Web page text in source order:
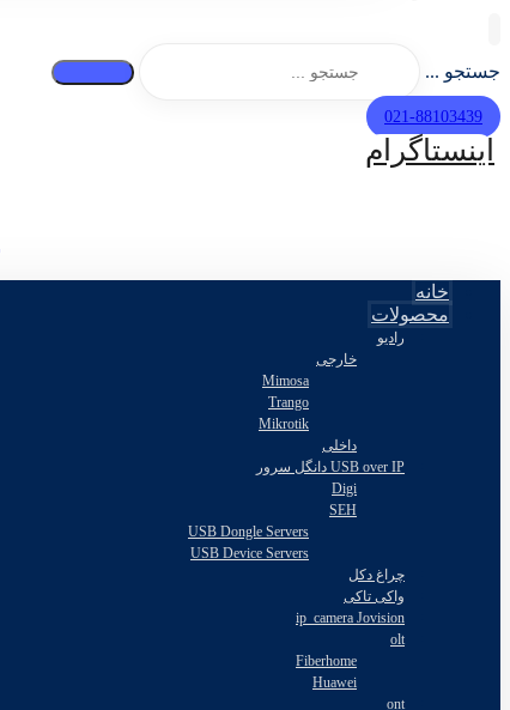
جستجو ...
021-88103439
اینستاگرام
خانه
محصولات
رادیو
خارجی
Mimosa
Trango
Mikrotik
داخلی
USB over IP دانگل سرور
Digi
SEH
USB Dongle Servers
USB Device Servers
چراغ دکل
واکی تاکی
ip_camera Jovision
olt
Fiberhome
Huawei
ont